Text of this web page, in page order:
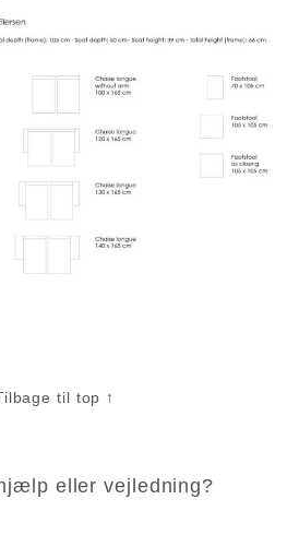
til top ↑
eller vejledning?